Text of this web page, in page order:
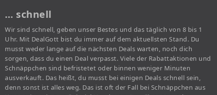
… schnell
Wir sind schnell, geben unser Bestes und das täglich von 8 bis 1
Uhr. Mit DealGott bist du immer auf dem aktuellsten Stand. Du
musst weder lange auf die nächsten Deals warten, noch dich
sorgen, dass du einen Deal verpasst. Viele der Rabattaktionen und
Schnäppchen sind befristetet oder binnen weniger Minuten
ausverkauft. Das heißt, du musst bei einigen Deals schnell sein,
denn sonst ist alles weg. Das ist oft der Fall bei Schnäppchen aus